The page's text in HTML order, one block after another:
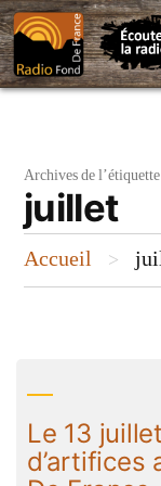
Aller
au
contenu
Archives de
juillet
Accueil >
Le 13
d’artifices